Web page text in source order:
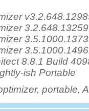
3.2.648.13259
8.8.1 Build
ish Portable
, portable,